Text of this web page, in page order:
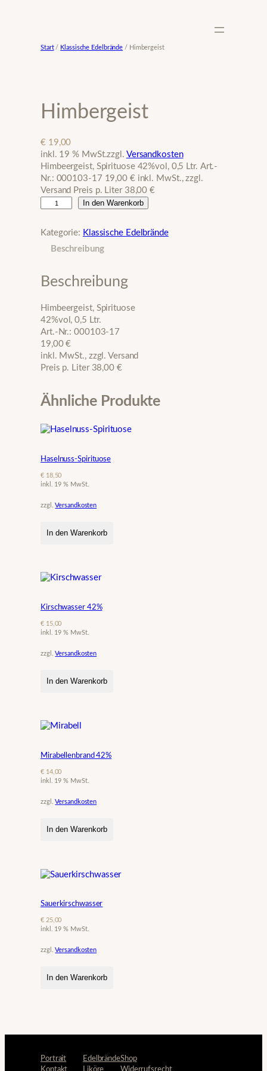
Start/ Klassische Edelbrände / Himbergeist
Himbergeist
€19,00
inkl. 19 % MwSt.zzgl. Versandkosten
Himbeergeist, Spirituose 42%vol, 0,5 Ltr. Art.-
Nr.: 000103-17 19,00 € inkl. MwSt., zzgl.
Versand Preis p. Liter 38,00 €
b
g
e
s
t
M
e
n
g
In den Warenkorb
Kategorie: Klassische Edelbrände
Beschreibung
Beschreibung
Himbeergeist, Spirituose
42%vol, 0,5 Ltr.
Art.-Nr.: 000103-17
19,00 €
inkl. MwSt., zzgl. Versand
Preis p. Liter 38,00 €
Ähnliche Produkte
Haselnuss-Spirituose
€18,50
inkl. 19 % MwSt.
zzgl.Versandkosten
In den Warenkorb
Kirschwasser 42%
€15,00
inkl. 19 % MwSt.
zzgl.Versandkosten
In den Warenkorb
Mirabellenbrand 42%
€14,00
inkl. 19 % MwSt.
zzgl.Versandkosten
In den Warenkorb
Sauerkirschwasser
€25,00
inkl. 19 % MwSt.
zzgl.Versandkosten
In den Warenkorb
Portrait
Kontakt
Edelbrände
Liköre
Shop
Widerrufsrecht